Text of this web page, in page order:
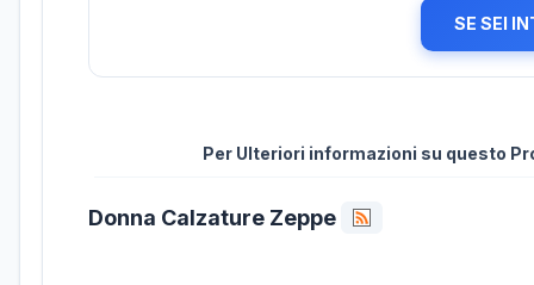
SE SEI
Per Ulteriori informazioni su questo
Donna Calzature Zeppe